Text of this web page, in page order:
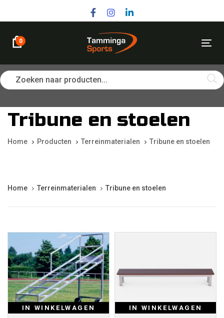
navigation
content
0
Zoeken naar producten...
Tribune en stoelen
Home Producten Terreinmaterialen Tribune en stoelen
Home Terreinmaterialen Tribune en stoelen
IN WINKELWAGEN IN WINKELWAGEN